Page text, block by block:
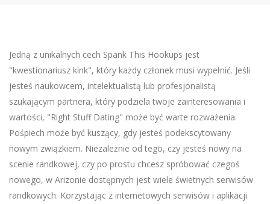
Jedną z unikalnych cech Spank This Hookups jest
"kwestionariusz kink", który każdy członek musi wypełnić. Jeśli
jesteś naukowcem, intelektualistą lub profesjonalistą
szukającym partnera, który podziela twoje zainteresowania i
wartości, "Right Stuff Dating" może być warte rozważenia.
Pośpiech może być kuszący, gdy jesteś podekscytowany
nowym związkiem. Niezależnie od tego, czy jesteś nowy na
scenie randkowej, czy po prostu chcesz spróbować czegoś
nowego, w Arizonie dostępnych jest wiele świetnych serwisów
randkowych. Korzystając z internetowych serwisów i aplikacji